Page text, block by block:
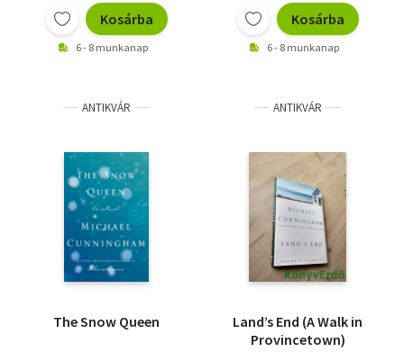
Kosárba
6 - 8 munkanap
Kosárba
6 - 8 munkanap
ANTIKVÁR
The Snow Queen
ANTIKVÁR
Land’s End (A Walk in
Provincetown)